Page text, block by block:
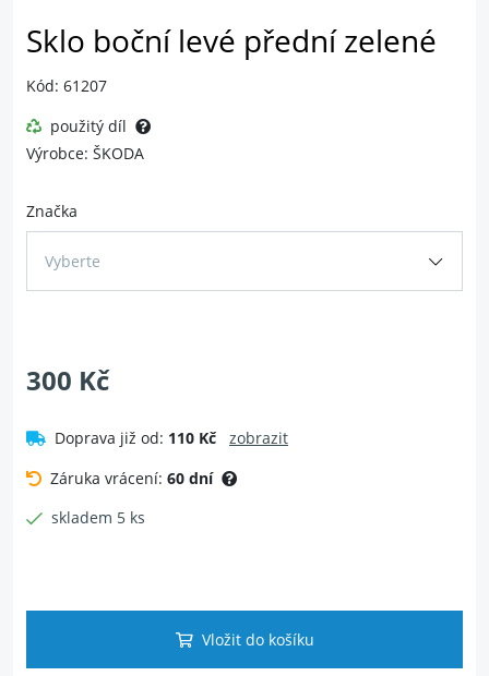
Sklo boční levé přední zelené
Kód: 61207
použitý díl
Výrobce: ŠKODA
Značka
Vyberte
300 Kč
Doprava již od: 110 Kč
zobrazit
Záruka vrácení: 60 dní
skladem 5 ks
Vložit do košíku